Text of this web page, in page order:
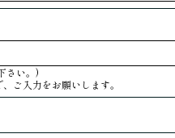
さい。)
ご入力をお願いします。